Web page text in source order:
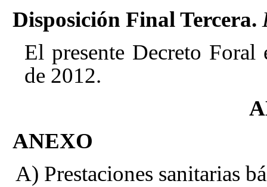
Disposición Final Tercera.
El presente Decreto
de 2012.
ANEXO
A) Prestaciones sanitarias